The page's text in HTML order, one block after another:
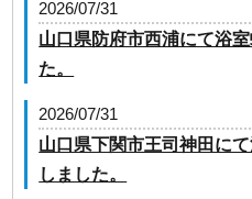
2026/07/31
山口県防府市西浦にて浴
た。
2026/07/31
山口県下関市王司神田に
しました。